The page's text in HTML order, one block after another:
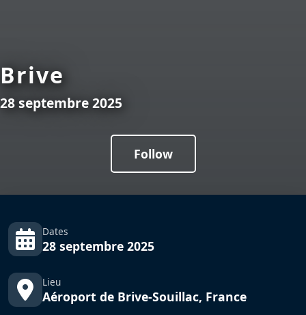
Brive
28 septembre 2025
Follow
Dates
28 septembre 2025
Lieu
Aéroport de Brive-Souillac, France